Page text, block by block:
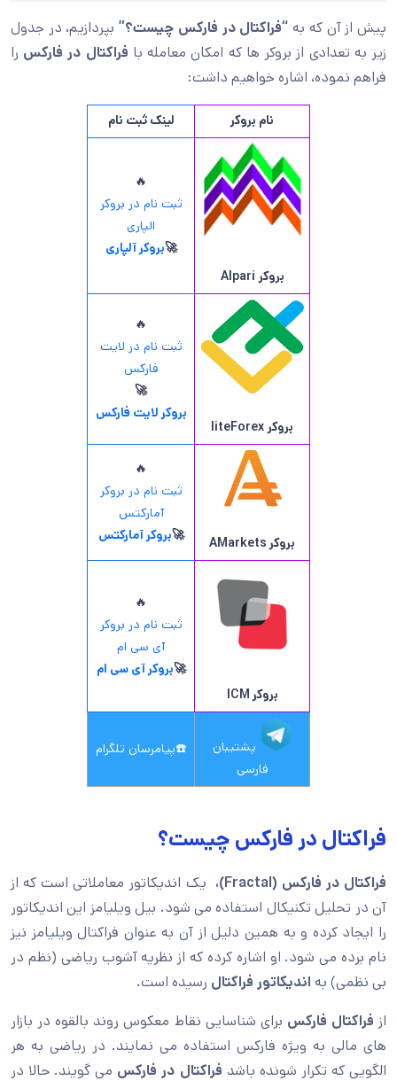
پیش از آن که به “فراکتال در فارکس چیست؟”بپردازیم، در جدول
زیر به تعدادی از بروکر ها که امکان معامله با فراکتال در فارکس را
فراهم نموده، اشاره خواهیم داشت:
نام بروکر لینک ثبت نام
بروکر Alpari
🔥
ثبت نام در بروکر
الپاری
🚀بروکر آلپاری
بروکر liteForex
🔥
ثبت نام در لایت
فارکس
🚀
بروکر لایت فارکس
بروکر AMarkets
🔥
ثبت نام در بروکر
آمارکتس
🚀بروکر آمارکتس
بروکر ICM
🔥
ثبت نام در بروکر
آی سی ام
🚀بروکر آی سی ام
پشتیبان
فارسی
☎️پیامرسان تلگرام
فراکتال در فارکس چیست؟
فراکتال در فارکس (Fractal)،
یک اندیکاتور معاملاتی است که از
آن در تحلیل تکنیکال استفاده می شود. بیل ویلیامز این اندیکاتور
را ایجاد کرده و به همین دلیل از آن به عنوان فراکتال ویلیامز نیز
نام برده می شود. او اشاره کرده که از نظریه آشوب ریاضی (نظم در
بی نظمی) به اندیکاتور فراکتال رسیده است.
از فراکتال فارکس برای شناسایی نقاط معکوس روند بالقوه در بازار
های مالی به ویژه فارکس استفاده می نمایند. در ریاضی به هر
الگویی که تکرار شونده باشد فراکتال در فارکس می گویند. حالا در